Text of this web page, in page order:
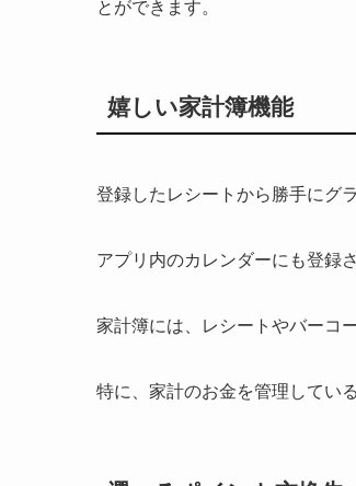
とができます。
嬉しい家計簿機能
登録したレシートから勝手にグ
アプリ内のカレンダーにも登録
家計簿には、レシートやバーコ
特に、家計のお金を管理してい